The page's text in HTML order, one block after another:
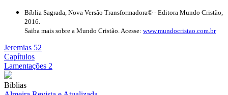
Bíblia Sagrada, Nova Versão Transformadora© - Editora Mundo Cristão,
2016.
Saiba mais sobre a Mundo Cristão. Acesse: www.mundocristao.com.br
Jeremias 52
Capítulos
Lamentações 2
Bíblias